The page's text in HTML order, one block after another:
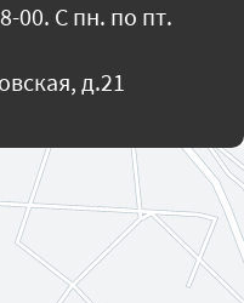
00. С пн. по пт.
д.21